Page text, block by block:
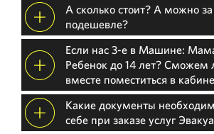
А сколько стоит? А можно
подешевле?
Если нас 3-е в Машине:
Ребенок до 14 лет? Сможем
вместе поместиться в
Какие документы
себе при заказе услуг